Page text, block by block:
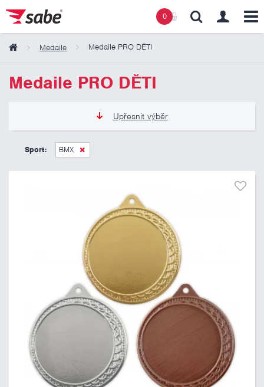
0
Medaile Medaile PRO DĚTI
Medaile PRO DĚTI
Upřesnit výběr
Pouze skladem
12 Kč
Sport: BMX
Obsah košíku